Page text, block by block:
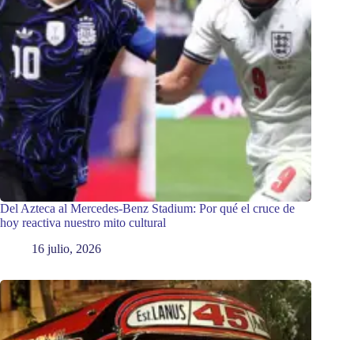
Del Azteca al Mercedes-Benz Stadium: Por qué el cruce de
hoy reactiva nuestro mito cultural
16 julio, 2026